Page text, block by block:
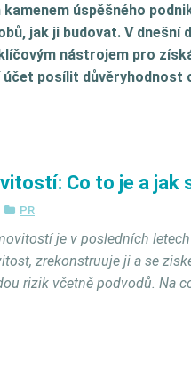
kamenem úspěšného
jak ji budovat. V
nástrojem pro
posílit důvěryhodnost
Co to je a jak
PR
je v posledních
zrekonstruuje ji a se
rizik včetně podvodů. Na